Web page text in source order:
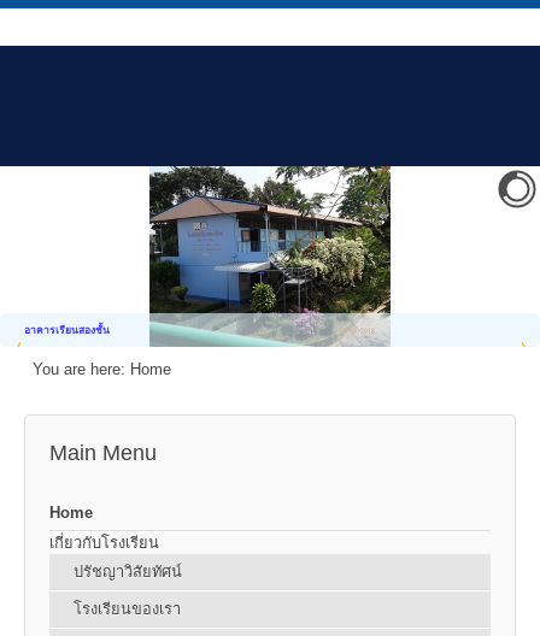
อาคารเรียนสองชั้น
You are here: Home
Main Menu
Home
เกี่ยวกับโรงเรียน
ปรัชญาวิสัยทัศน์
โรงเรียนของเรา